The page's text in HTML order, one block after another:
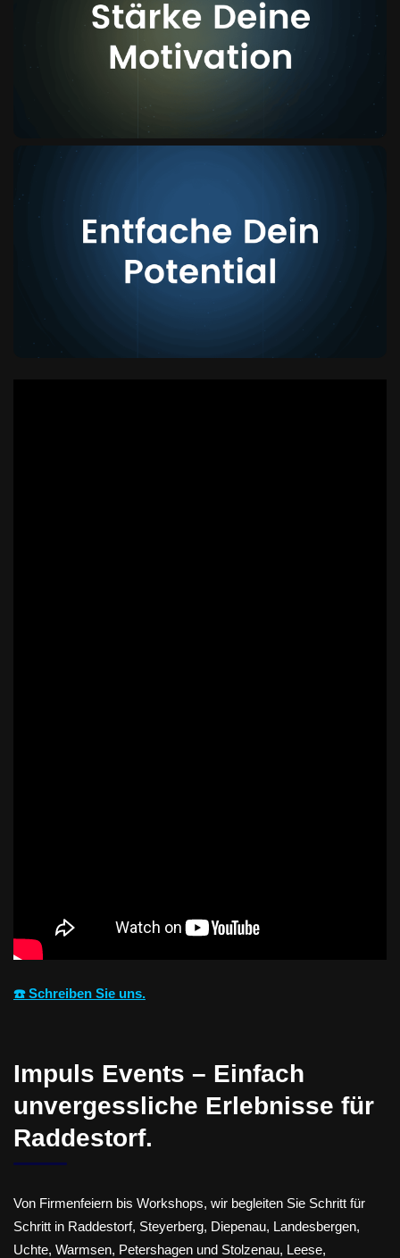
☎️ Schreiben Sie uns.
Impuls Events – Einfach
unvergessliche Erlebnisse für
Raddestorf.
Von Firmenfeiern bis Workshops, wir begleiten Sie Schritt für
Schritt in Raddestorf, Steyerberg, Diepenau, Landesbergen,
Uchte, Warmsen, Petershagen und Stolzenau, Leese,